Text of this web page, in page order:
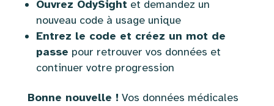
Ouvrez OdySight et demandez un
nouveau code à usage unique
Entrez le code et créez un mot de
passe pour retrouver vos données et
continuer votre progression
Bonne nouvelle ! Vos données médicales